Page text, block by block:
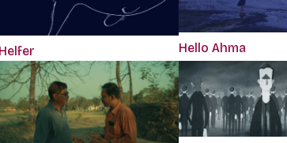
Helfer Hello Ahma